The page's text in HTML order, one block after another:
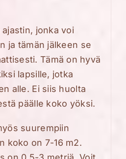
jonka voi
ja tämän jälkeen se
Tämä on hyvä
lapsille, jotka
alle. Ei siis huolta
päälle koko yöksi.
suurempiin
koko on 7-16 m2.